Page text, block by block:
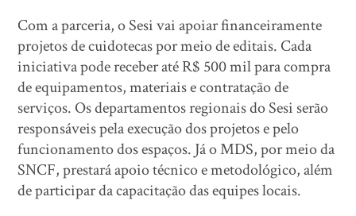
Com a parceria, o Sesi vai apoiar financeiramente
projetos de cuidotecas por meio de editais. Cada
iniciativa pode receber até R$ 500 mil para compra
de equipamentos, materiais e contratação de
serviços. Os departamentos regionais do Sesi serão
responsáveis pela execução dos projetos e pelo
funcionamento dos espaços. Já o MDS, por meio da
SNCF, prestará apoio técnico e metodológico, além
de participar da capacitação das equipes locais.